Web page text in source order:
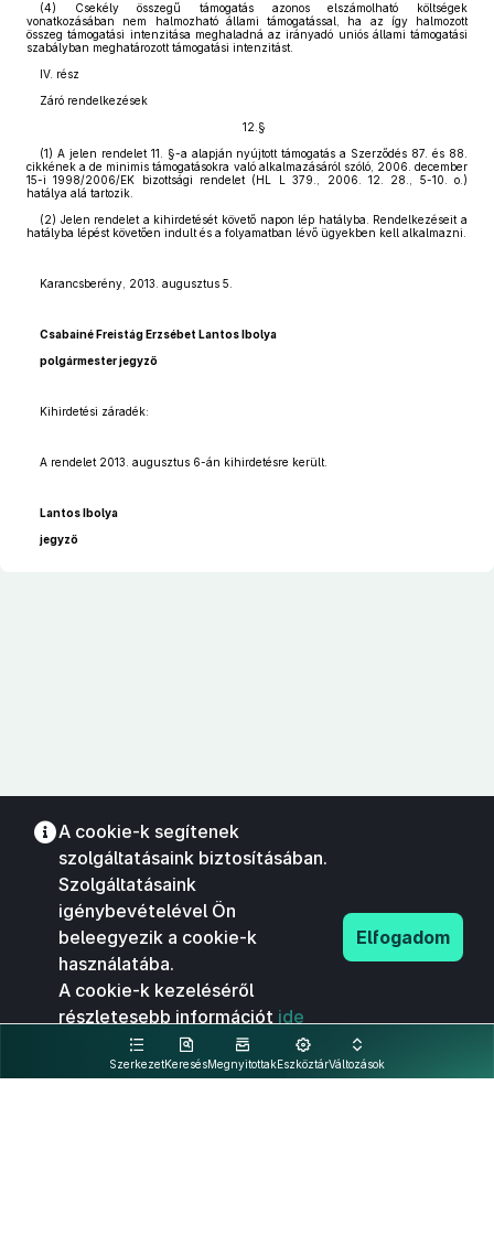
(4) Csekély összegű támogatás azonos elszámolható költségek
vonatkozásában nem halmozható állami támogatással, ha az így halmozott
összeg támogatási intenzitása meghaladná az irányadó uniós állami támogatási
szabályban meghatározott támogatási intenzitást.
IV. rész
Záró rendelkezések
12.§
(1) A jelen rendelet 11. §-a alapján nyújtott támogatás a Szerződés 87. és 88.
cikkének a de minimis támogatásokra való alkalmazásáról szóló, 2006. december
15-i 1998/2006/EK bizottsági rendelet (HL L 379., 2006. 12. 28., 5-10. o.)
hatálya alá tartozik.
(2) Jelen rendelet a kihirdetését követő napon lép hatályba. Rendelkezéseit a
hatályba lépést követően indult és a folyamatban lévő ügyekben kell alkalmazni.
Karancsberény, 2013. augusztus 5.
Csabainé Freistág Erzsébet Lantos Ibolya
polgármester jegyző
Kihirdetési záradék:
A rendelet 2013. augusztus 6-án kihirdetésre került.
Lantos Ibolya
jegyző
SzerkezetKeresésMegnyitottakEszköztárVáltozások
A cookie-k segítenek
szolgáltatásaink biztosításában.
Szolgáltatásaink
igénybevételével Ön
beleegyezik a cookie-k
használatába.
A cookie-k kezeléséről
részletesebb információt ide
kattintva olvashat.
Elfogadom